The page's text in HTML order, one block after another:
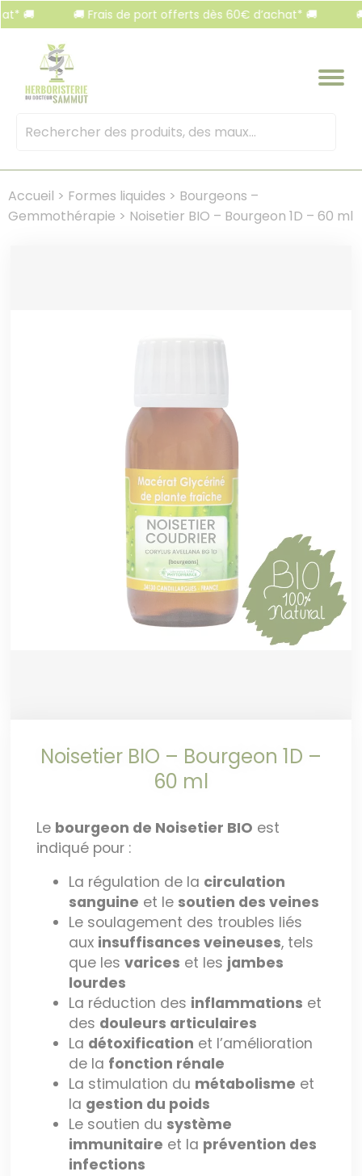
🚚 Frais de port offerts dès 60€ d’achat* 🚚 🚚
Mots
Accueil > Formes liquides > Bourgeons –
Gemmothérapie > Noisetier BIO – Bourgeon 1D – 60 ml
Noisetier BIO – Bourgeon 1D –
60 ml
Le bourgeon de Noisetier BIO est
indiqué pour :
La régulation de la circulation
sanguine et le soutien des veines
Le soulagement des troubles liés
aux insuffisances veineuses, tels
que les varices et les jambes
lourdes
La réduction des inflammations et
des douleurs articulaires
La détoxification et l’amélioration
de la fonction rénale
La stimulation du métabolisme et
la gestion du poids
Le soutien du système
immunitaire et la prévention des
infections
Panneau de gestion des cookies